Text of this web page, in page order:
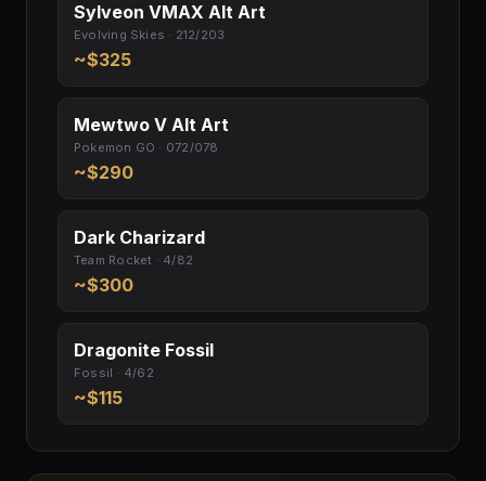
Sylveon VMAX Alt Art
Evolving Skies · 212/203
~$325
Mewtwo V Alt Art
Pokemon GO · 072/078
~$290
Dark Charizard
Team Rocket · 4/82
~$300
Dragonite Fossil
Fossil · 4/62
~$115